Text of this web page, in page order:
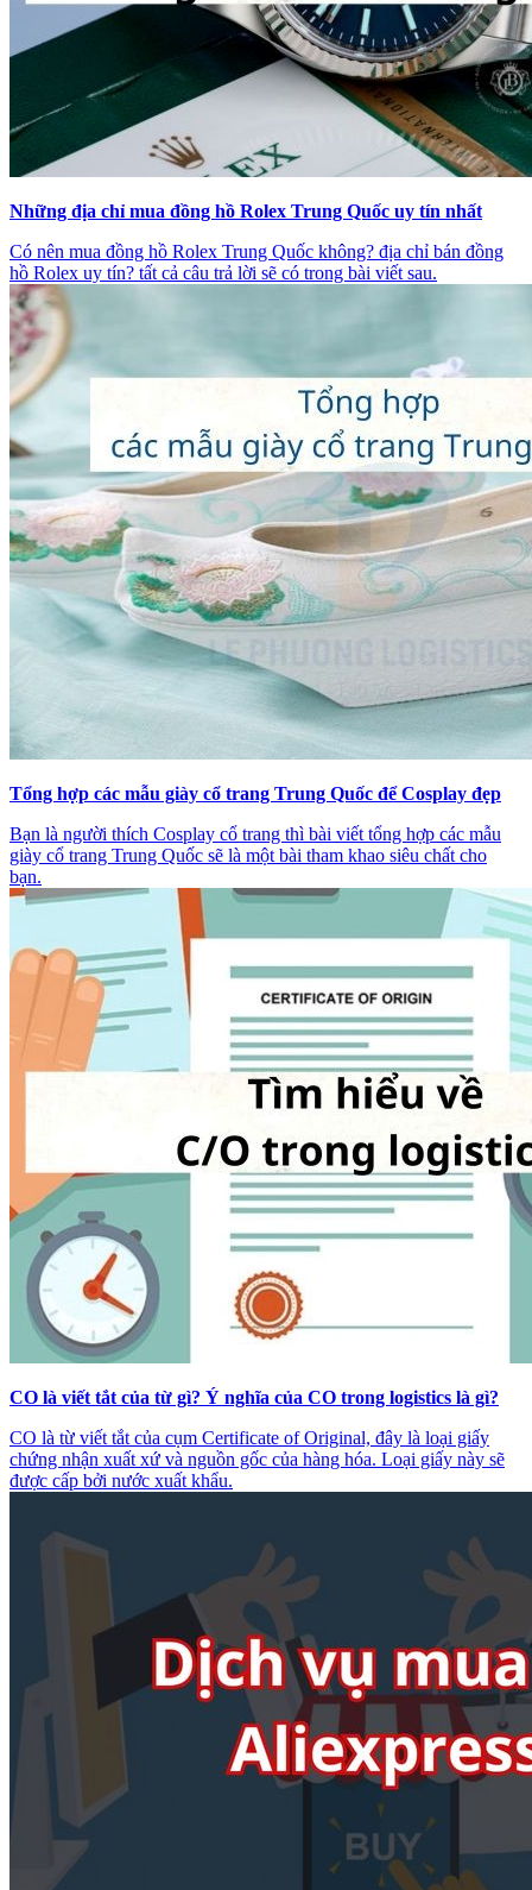
Những địa chỉ mua đồng hồ Rolex Trung Quốc uy tín nhất
Có nên mua đồng hồ Rolex Trung Quốc không? địa chỉ bán đồng
hồ Rolex uy tín? tất cả câu trả lời sẽ có trong bài viết sau.
Tổng hợp các mẫu giày cổ trang Trung Quốc để Cosplay đẹp
Bạn là người thích Cosplay cổ trang thì bài viết tổng hợp các mẫu
giày cổ trang Trung Quốc sẽ là một bài tham khao siêu chất cho
bạn.
CO là viết tắt của từ gì? Ý nghĩa của CO trong logistics là gì?
CO là từ viết tắt của cụm Certificate of Original, đây là loại giấy
chứng nhận xuất xứ và nguồn gốc của hàng hóa. Loại giấy này sẽ
được cấp bởi nước xuất khẩu.